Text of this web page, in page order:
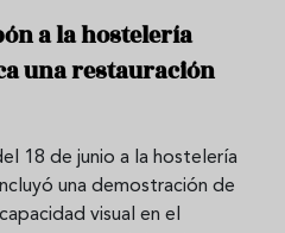
a la hostelería
una restauración
18 de junio a la hostelería
una demostración de
visual en el